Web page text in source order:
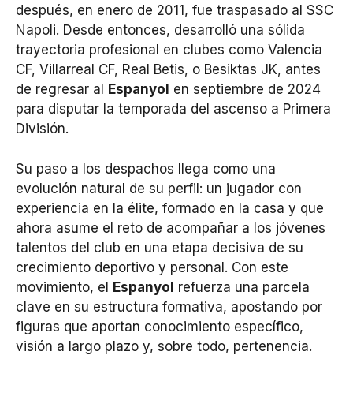
después, en enero de 2011, fue traspasado al SSC
Napoli. Desde entonces, desarrolló una sólida
trayectoria profesional en clubes como Valencia
CF, Villarreal CF, Real Betis, o Besiktas JK, antes
de regresar al
Espanyol en septiembre de 2024
para disputar la temporada del ascenso a Primera
División.
Su paso a los despachos llega como una
evolución natural de su perfil: un jugador con
experiencia en la élite, formado en la casa y que
ahora asume el reto de acompañar a los jóvenes
talentos del club en una etapa decisiva de su
crecimiento deportivo y personal. Con este
movimiento, el Espanyol refuerza una parcela
clave en su estructura formativa, apostando por
figuras que aportan conocimiento específico,
visión a largo plazo y, sobre todo, pertenencia.